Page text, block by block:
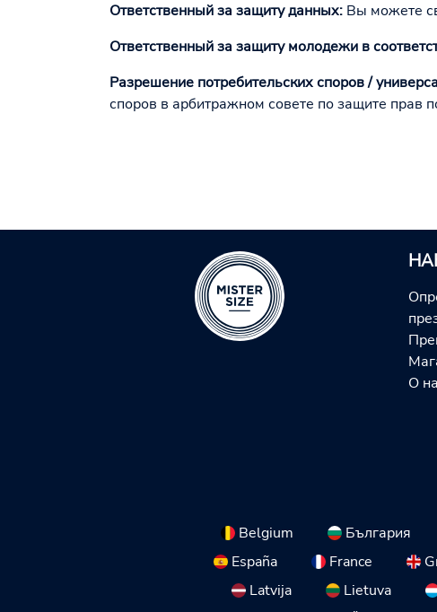
Ответственный за защиту данных: Вы можете
Ответственный за защиту молодежи в
Разрешение потребительских споров /
споров в арбитражном совете по защите прав
О
Belgium България
España
France
Latvija
Lietuva